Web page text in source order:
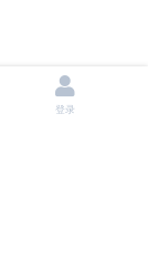
登录